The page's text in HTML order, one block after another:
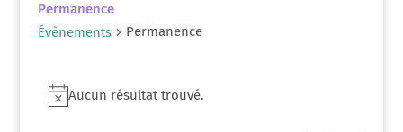
Permanence
Évènements
Permanence
Notice
Aucun résultat trouvé.